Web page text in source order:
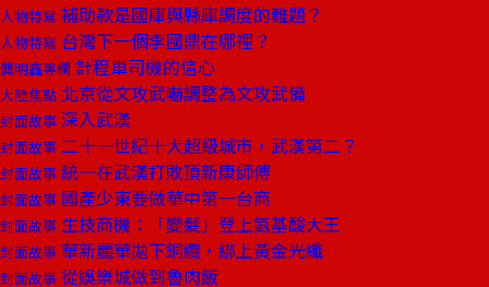
人物特寫 補助款是國庫與縣庫調度的難題？
人物特寫 台灣下一個李國鼎在哪裡？
龔明鑫專欄 計程車司機的信心
大陸焦點 北京從文攻武嚇調整為文攻武備
封面故事 深入武漢
封面故事 二十一世紀十大超級城市，武漢第二？
封面故事 統一在武漢打敗頂新康師傅
封面故事 國產少東要做華中第一台商
封面故事 生技商機：「變髮」登上氨基酸大王
封面故事 華新麗華拋下銅纜，綁上黃金光纖
封面故事 從娛樂城做到魯肉飯